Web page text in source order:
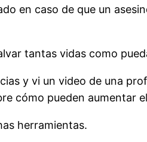
en caso de que un
tantas vidas como
y vi un video de una
cómo pueden aumentar
herramientas.